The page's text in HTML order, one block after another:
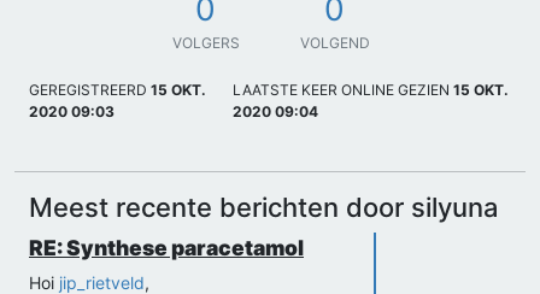
0
VOLGERS
0
VOLGEND
GEREGISTREERD 15 OKT.
2020 09:03
LAATSTE KEER ONLINE GEZIEN 15 OKT.
2020 09:04
Meest recente berichten door silyuna
RE: Synthese paracetamol
Hoi jip_rietveld,